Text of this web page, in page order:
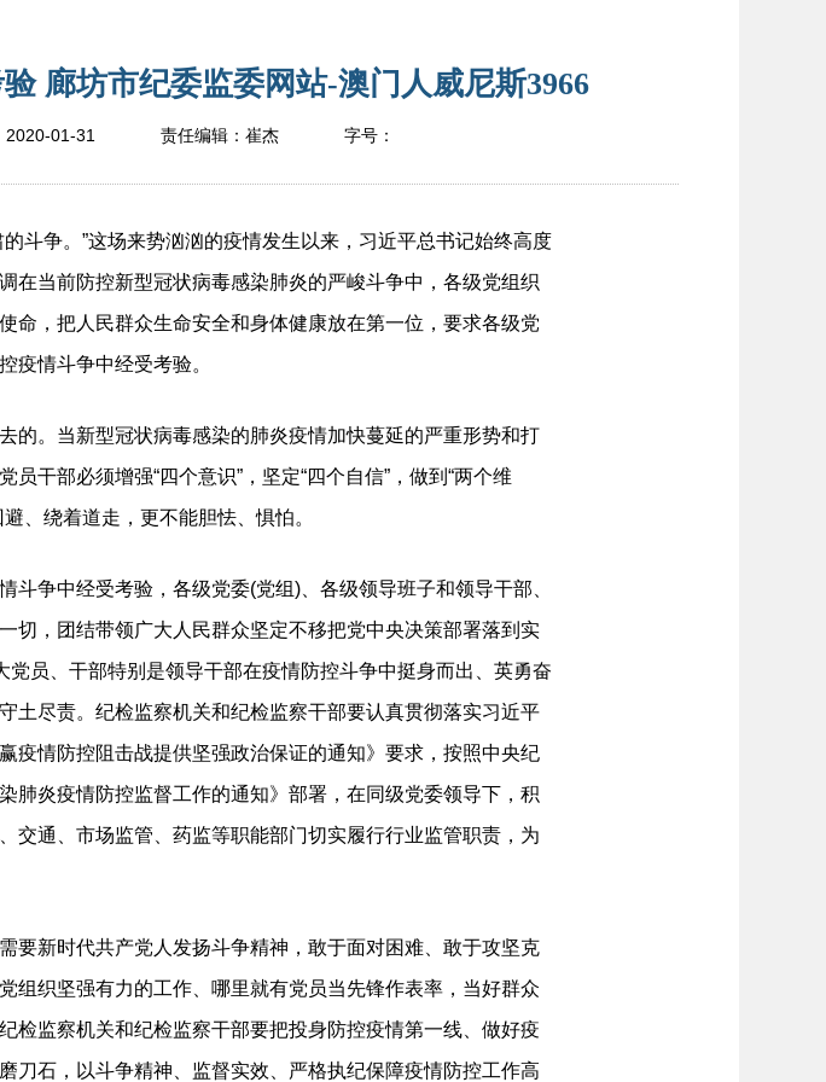
廊坊市纪委监委网站-澳门人威尼斯3966
2020-01-31 责任编辑： 崔杰 字号：
争。”这场来势汹汹的疫情发生以来，习近平总书记始终高度
在当前防控新型冠状病毒感染肺炎的严峻斗争中，各级党组织
命，把人民群众生命安全和身体健康放在第一位，要求各级党
疫情斗争中经受考验。
。当新型冠状病毒感染的肺炎疫情加快蔓延的严重形势和打
干部必须增强“四个意识”，坚定“四个自信”，做到“两个维
、绕着道走，更不能胆怯、惧怕。
争中经受考验，各级党委(党组)、各级领导班子和领导干部、
切，团结带领广大人民群众坚定不移把党中央决策部署落到实
员、干部特别是领导干部在疫情防控斗争中挺身而出、英勇奋
土尽责。纪检监察机关和纪检监察干部要认真贯彻落实习近平
疫情防控阻击战提供坚强政治保证的通知》要求，按照中央纪
肺炎疫情防控监督工作的通知》部署，在同级党委领导下，积
交通、市场监管、药监等职能部门切实履行行业监管职责，为
新时代共产党人发扬斗争精神，敢于面对困难、敢于攻坚克
组织坚强有力的工作、哪里就有党员当先锋作表率，当好群众
检监察机关和纪检监察干部要把投身防控疫情第一线、做好疫
刀石，以斗争精神、监督实效、严格执纪保障疫情防控工作高